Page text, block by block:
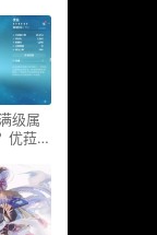
级属
优菈大